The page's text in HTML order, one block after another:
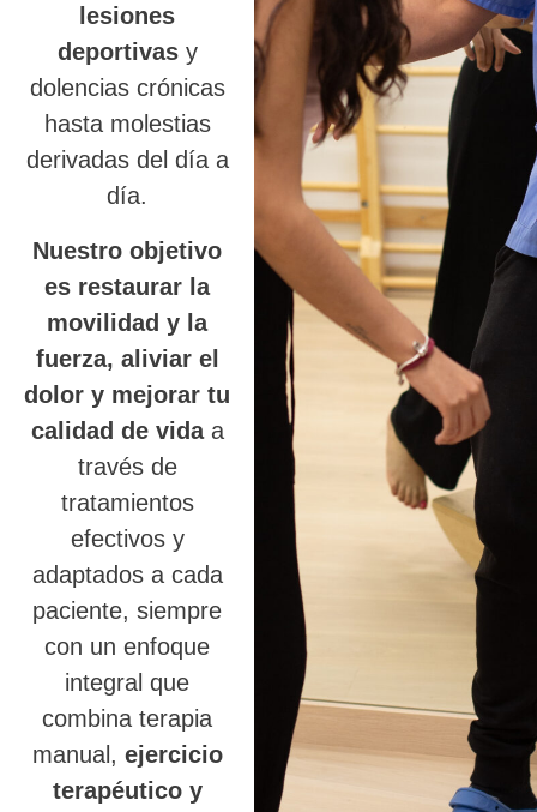
lesiones
deportivasy
dolencias crónicas
hasta molestias
derivadas del día a
día.
Nuestro objetivo
es restaurar la
movilidad y la
fuerza, aliviar el
dolor y mejorar tu
calidad de vidaa
través de
tratamientos
efectivos y
adaptados a cada
paciente, siempre
con un enfoque
integral que
combina terapia
manual, ejercicio
terapéutico y